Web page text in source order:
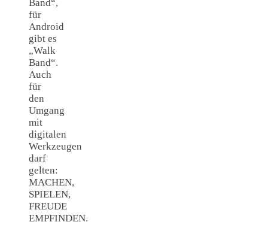
Band“,
für
Android
gibt es
„Walk
Band“.
Auch
für
den
Umgang
mit
digitalen
Werkzeugen
darf
gelten:
MACHEN,
SPIELEN,
FREUDE
EMPFINDEN.